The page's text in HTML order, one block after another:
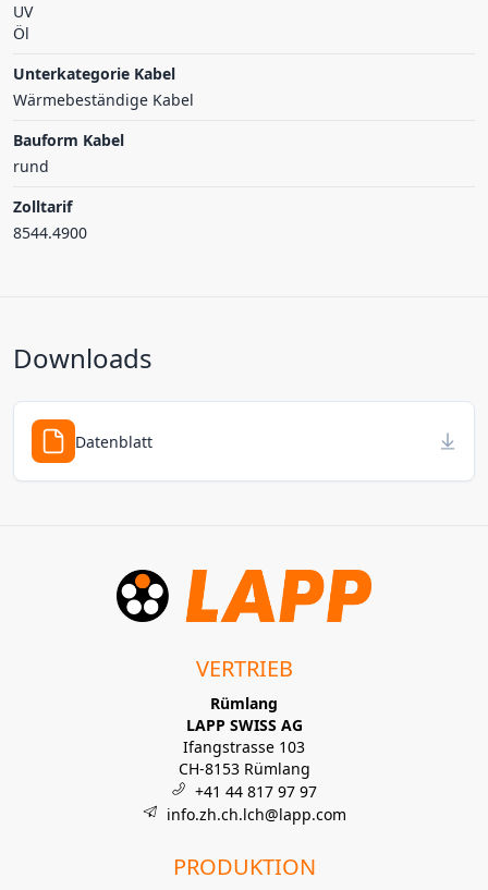
UV
Öl
Unterkategorie Kabel
Wärmebeständige Kabel
Bauform Kabel
rund
Zolltarif
8544.4900
Downloads
Datenblatt
VERTRIEB
Rümlang
LAPP SWISS AG
Ifangstrasse 103
CH-8153 Rümlang
+41 44 817 97 97
info.zh.ch.lch@lapp.com
PRODUKTION